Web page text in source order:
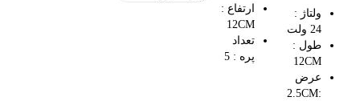
ولتاژ :
24 ولت
طول :
12CM
عرض
:2.5CM
ارتفاع :
12CM
تعداد
پره : 5